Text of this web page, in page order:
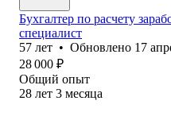
Бухгалтер по расчету
специалист
57 лет • Обновлено 17
28 000 ₽
Общий опыт
28 лет 3 месяца